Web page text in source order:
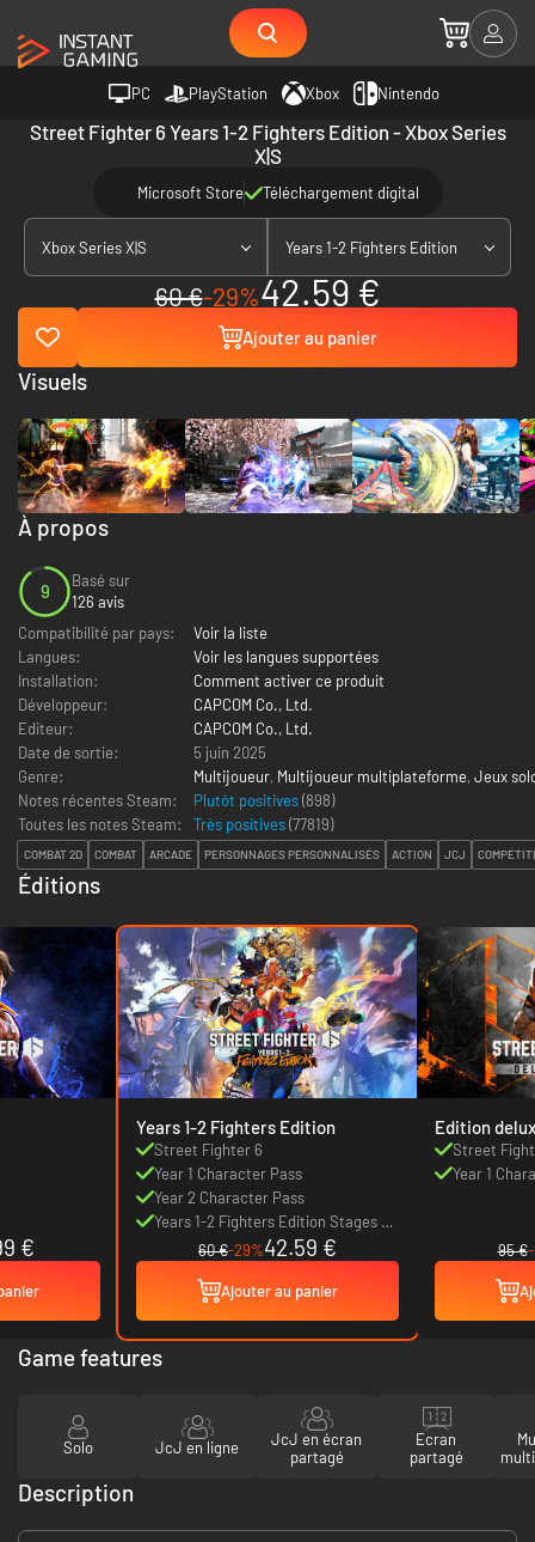
PC PlayStation Xbox Nintendo
Street Fighter 6 Years 1-2 Fighters Edition - Xbox Series
X|S
Microsoft Store Téléchargement digital
Xbox Series X|S Years 1-2 Fighters Edition
60 €-29%42.59 €
Ajouter au panier
À propos
9
Basé sur
126 avis
Compatibilité par pays:
Voir la liste
Langues:
Voir les langues supportées
Installation:
Comment activer ce produit
Développeur:
CAPCOM Co., Ltd.
Editeur:
CAPCOM Co., Ltd.
Date de sortie:
5 juin 2025
Genre:
Multijoueur, Multijoueur multiplateforme, Jeux
Notes récentes Steam:
Plutôt positives(898)
Toutes les notes Steam:
Très positives(77819)
COMBAT 2D COMBAT ARCADE PERSONNAGES PERSONNALISÉS ACTION JCJ
Éditions
€
Years 1-2 Fighters Edition
Street Fighter 6
Year 1 Character Pass
Year 2 Character Pass
Years 1-2 Fighters Edition Stages &
60 €-29%42.59 €
Ajouter au panier
Edition
Street
Year 1
95 €
Visuels
Game features
Solo JcJ en ligne
JcJ en écran
partagé
Ecran
partagé
Description